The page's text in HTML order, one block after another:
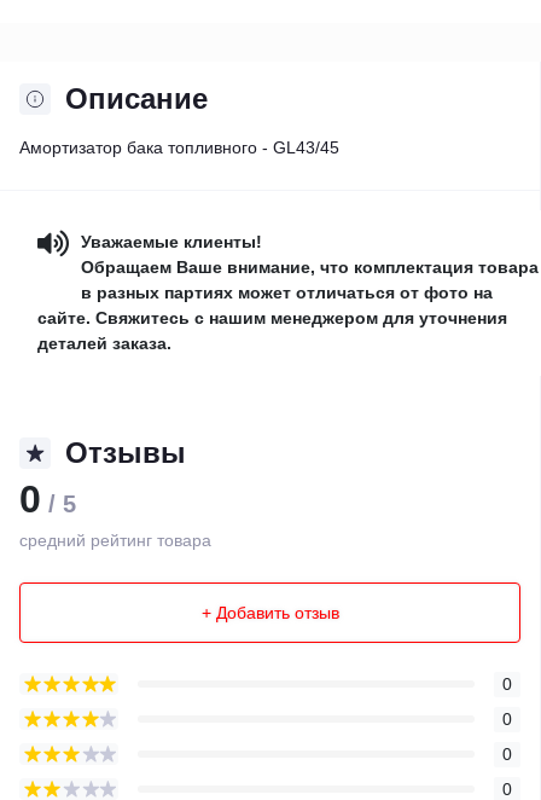
Описание
Амортизатор бака топливного - GL43/45
Уважаемые клиенты!
Обращаем Ваше внимание, что комплектация товара
в разных партиях может отличаться от фото на
сайте. Свяжитесь с нашим менеджером для уточнения
деталей заказа.
Отзывы
0 / 5
средний рейтинг товара
+ Добавить отзыв
0
0
0
0